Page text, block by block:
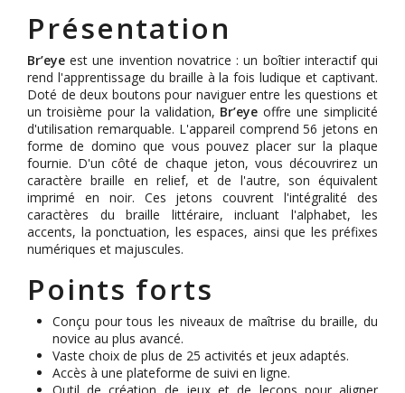
Présentation
Br’eye est une invention novatrice : un boîtier interactif qui
rend l'apprentissage du braille à la fois ludique et captivant.
Doté de deux boutons pour naviguer entre les questions et
un troisième pour la validation, Br’eye offre une simplicité
d'utilisation remarquable. L'appareil comprend 56 jetons en
forme de domino que vous pouvez placer sur la plaque
fournie. D'un côté de chaque jeton, vous découvrirez un
caractère braille en relief, et de l'autre, son équivalent
imprimé en noir. Ces jetons couvrent l'intégralité des
caractères du braille littéraire, incluant l'alphabet, les
accents, la ponctuation, les espaces, ainsi que les préfixes
numériques et majuscules.
Points forts
Conçu pour tous les niveaux de maîtrise du braille, du
novice au plus avancé.
Vaste choix de plus de 25 activités et jeux adaptés.
Accès à une plateforme de suivi en ligne.